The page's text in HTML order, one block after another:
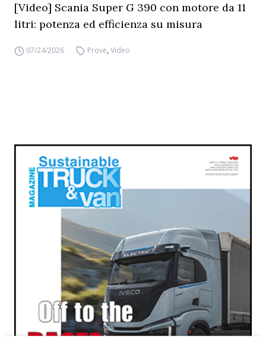
[Video] Scania Super G 390 con motore da 11
litri: potenza ed efficienza su misura
07/24/2026 Prove,Video